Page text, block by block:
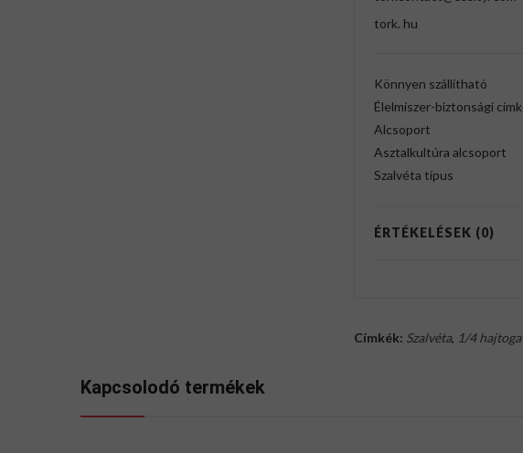
tork. hu
Könnyen szállítható
Élelmiszer-biztonsági
Alcsoport
Asztalkultúra alcsoport
Szalvéta típus
ÉRTÉKELÉSEK (0)
Címkék: Szalvéta, 1/4
Kapcsolodó termékek